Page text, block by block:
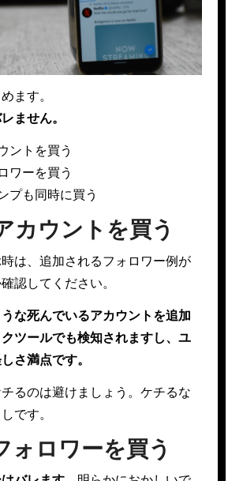
ます。
ません。
ントを買う
ワーを買う
プも同時に買う
カウントを買う
は、追加されるフォロワー例が
認してください。
な死んでいるアカウントを追加
ツールでも検知されますし、ユ
さ満点です。
るのは避けましょう。ケチるな
です。
ォロワーを買う